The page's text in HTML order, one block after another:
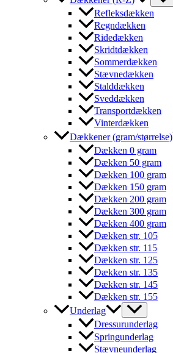
Refleksdækken
Regndækken
Ridedækken
Skridtdækken
Sommerdækken
Stævnedækken
Stalddækken
Sveddækken
Transportdækken
Vinterdækken
Dækkener (gram/størrelse)
Dækken 0 gram
Dækken 50 gram
Dækken 100 gram
Dækken 150 gram
Dækken 200 gram
Dækken 300 gram
Dækken 400 gram
Dækken str. 105
Dækken str. 115
Dækken str. 125
Dækken str. 135
Dækken str. 145
Dækken str. 155
Underlag
Dressurunderlag
Springunderlag
Stævneunderlag